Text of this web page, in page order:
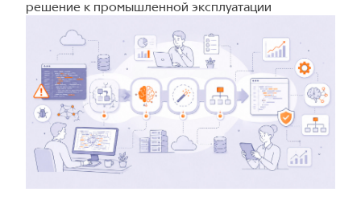
решение к промышленной эксплуатации